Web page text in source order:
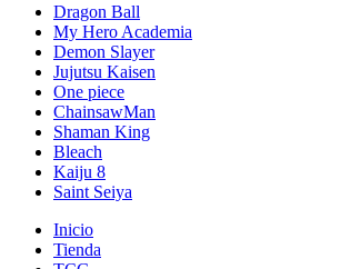
Dragon Ball
My Hero Academia
Demon Slayer
Jujutsu Kaisen
One piece
ChainsawMan
Shaman King
Bleach
Kaiju 8
Saint Seiya
Inicio
Tienda